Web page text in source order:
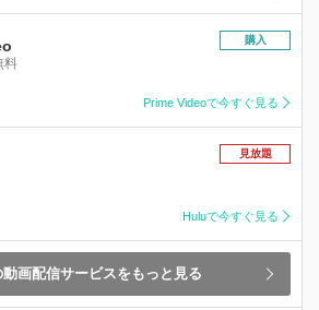
料
購入
Prime Videoで今すぐ見る
見放題
Huluで今すぐ見る
画配信サービスをもっと見る